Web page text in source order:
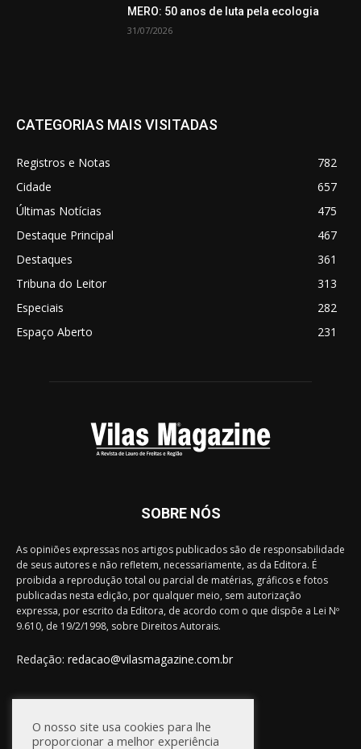
MERO: 50 anos de luta pela ecologia
31/07/2026
CATEGORIAS MAIS VISITADAS
Registros e Notas
782
Cidade
657
Últimas Notícias
475
Destaque Principal
467
Destaques
361
Tribuna do Leitor
313
Especiais
282
Espaço Aberto
231
SOBRE NÓS
As opiniões expressas nos artigos publicados são de responsabilidade
de seus autores e não refletem, necessariamente, as da Editora. É
proibida a reprodução total ou parcial de matérias, gráficos e fotos
publicadas nesta edição, por qualquer meio, sem autorização
expressa, por escrito da Editora, de acordo com o que dispõe a Lei Nº
9.610, de 19/2/1998, sobre Direitos Autorais.
Redação: redacao@vilasmagazine.com.br
FIQUE CONECTADO
O nosso site usa cookies para lhe
proporcionar a melhor experiência